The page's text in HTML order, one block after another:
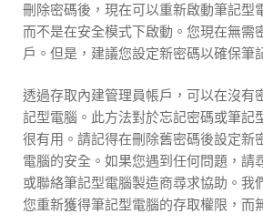
刪除密碼後，現在可以重新啟動筆記型
而不是在安全模式下啟動。您現在無需
戶。但是，建議您設定新密碼以確保筆
透過存取內建管理員帳戶，可以在沒有
記型電腦。此方法對於忘記密碼或筆記
很有用。請記得在刪除舊密碼後設定新
電腦的安全。如果您遇到任何問題，請
或聯絡筆記型電腦製造商尋求協助。我
您重新獲得筆記型電腦的存取權限，而